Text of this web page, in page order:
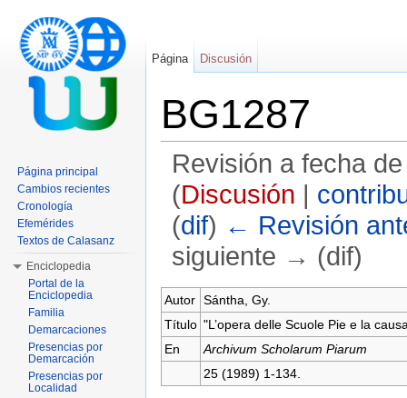
BG1287
Revisión a fecha
(Discusión |
(dif) ← Revisión
siguiente → (dif)
Autor Sántha, Gy.
Título "L’opera delle Scuole Pie e la
En
Archivum Scholarum Piarum
25 (1989) 1-134.
Página Discusión
Página principal
Cambios recientes
Cronología
Efemérides
Textos de Calasanz
Enciclopedia
Portal de la
Enciclopedia
Familia
Demarcaciones
Presencias por
Demarcación
Presencias por
Localidad